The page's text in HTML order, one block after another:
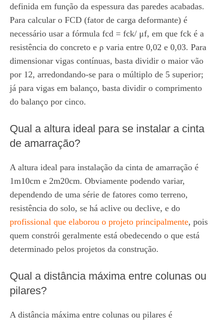
definida em função da espessura das paredes acabadas.
Para calcular o FCD (fator de carga deformante) é
necessário usar a fórmula fcd = fck/ μf, em que fck é a
resistência do concreto e ρ varia entre 0,02 e 0,03. Para
dimensionar vigas contínuas, basta dividir o maior vão
por 12, arredondando-se para o múltiplo de 5 superior;
já para vigas em balanço, basta dividir o comprimento
do balanço por cinco.
Qual a altura ideal para se instalar a cinta
de amarração?
A altura ideal para instalação da cinta de amarração é
1m10cm e 2m20cm. Obviamente podendo variar,
dependendo de uma série de fatores como terreno,
resistência do solo, se há aclive ou declive, e do
profissional que elaborou o projeto principalmente, pois
quem constrói geralmente está obedecendo o que está
determinado pelos projetos da construção.
Qual a distância máxima entre colunas ou
pilares?
A distância máxima entre colunas ou pilares é